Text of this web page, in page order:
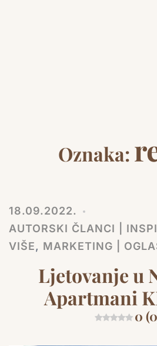
Oznaka:
18.09.2022.
AUTORSKI ČLANCI |
VIŠE, MARKETING |
Ljetovanje u
Apartmani
0